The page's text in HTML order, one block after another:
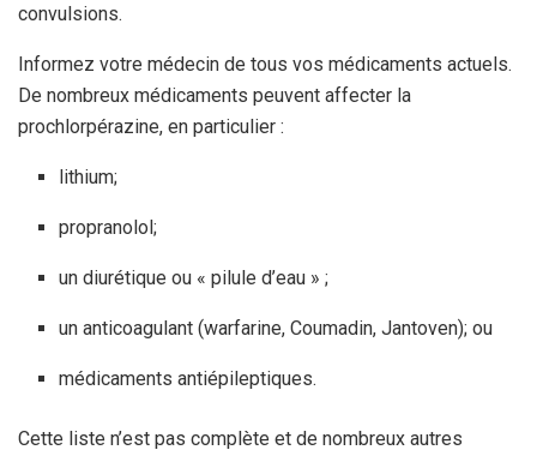
convulsions.
Informez votre médecin de tous vos médicaments actuels.
De nombreux médicaments peuvent affecter la
prochlorpérazine, en particulier :
lithium;
propranolol;
un diurétique ou « pilule d’eau » ;
un anticoagulant (warfarine, Coumadin, Jantoven); ou
médicaments antiépileptiques.
Cette liste n’est pas complète et de nombreux autres